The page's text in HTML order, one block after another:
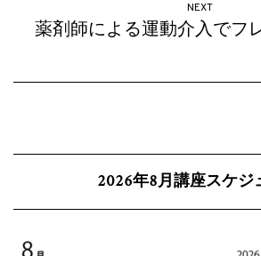
NEXT
薬剤師による運動介入でフ
2026年8月講座スケジ